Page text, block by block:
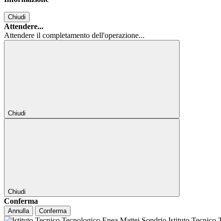
Chiudi
Attendere...
Attendere il completamento dell'operazione...
Chiudi
Chiudi
Conferma
Annulla Conferma